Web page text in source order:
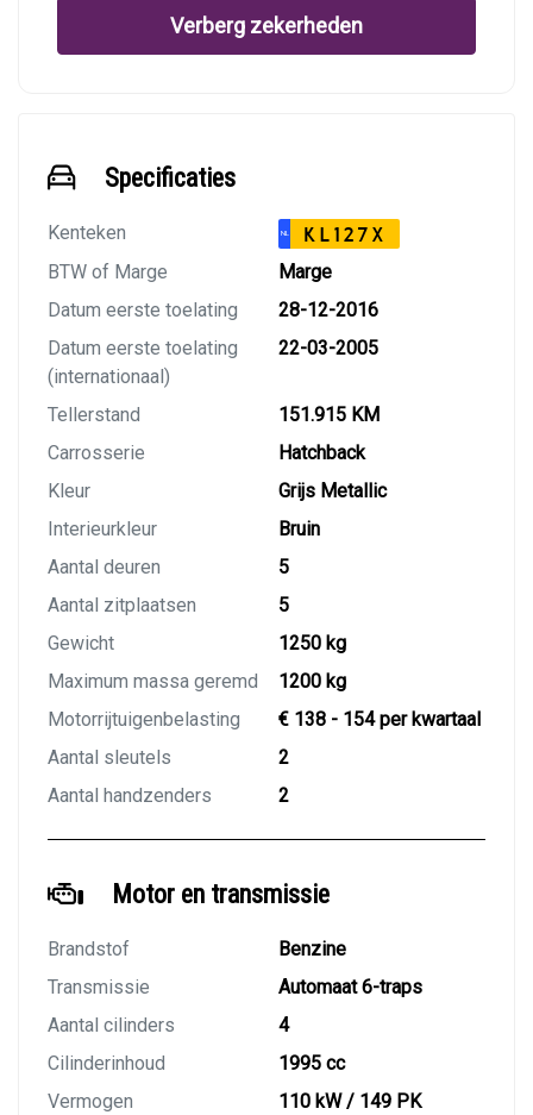
Verberg zekerheden
Specificaties
Kenteken NL KL127X
BTW of Marge
Marge
Datum eerste toelating
28-12-2016
Datum eerste toelating
(internationaal)
22-03-2005
Tellerstand
151.915 KM
Carrosserie
Hatchback
Kleur
Grijs Metallic
Interieurkleur
Bruin
Aantal deuren
5
Aantal zitplaatsen
5
Gewicht
1250 kg
Maximum massa geremd
1200 kg
Motorrijtuigenbelasting
€ 138 - 154 per kwartaal
Aantal sleutels
2
Aantal handzenders
2
Motor en transmissie
Brandstof
Benzine
Transmissie
Automaat 6-traps
Aantal cilinders
4
Cilinderinhoud
1995 cc
Vermogen
110 kW / 149 PK